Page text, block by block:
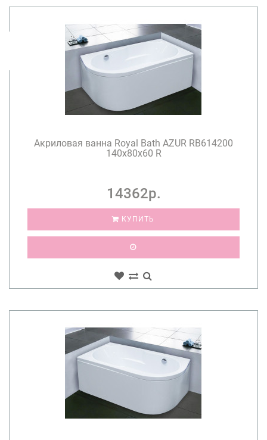
Акриловая ванна Royal Bath AZUR RB614200
140x80x60 R
14362р.
КУПИТЬ